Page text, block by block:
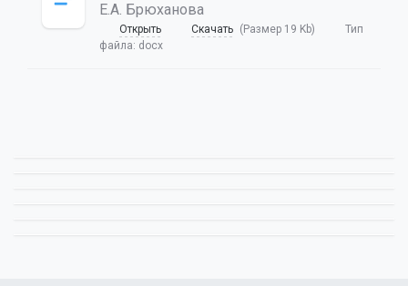
Е.А. Брюханова
Открыть Скачать (Размер 19 Kb)
Тип
файла: docx